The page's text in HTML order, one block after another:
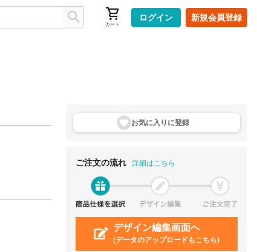
カート
ログイン 新規会員登録
お気に入りに登録
ご注文の流れ 詳細はこちら
デザイン編集画面へ
(データのアップロードもこちら)